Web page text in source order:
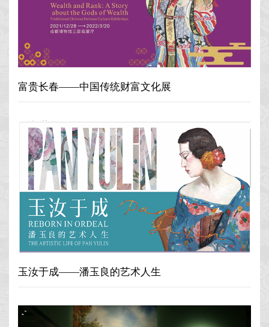
富贵长春——中国传统财富文化展
玉汝于成——潘玉良的艺术人生